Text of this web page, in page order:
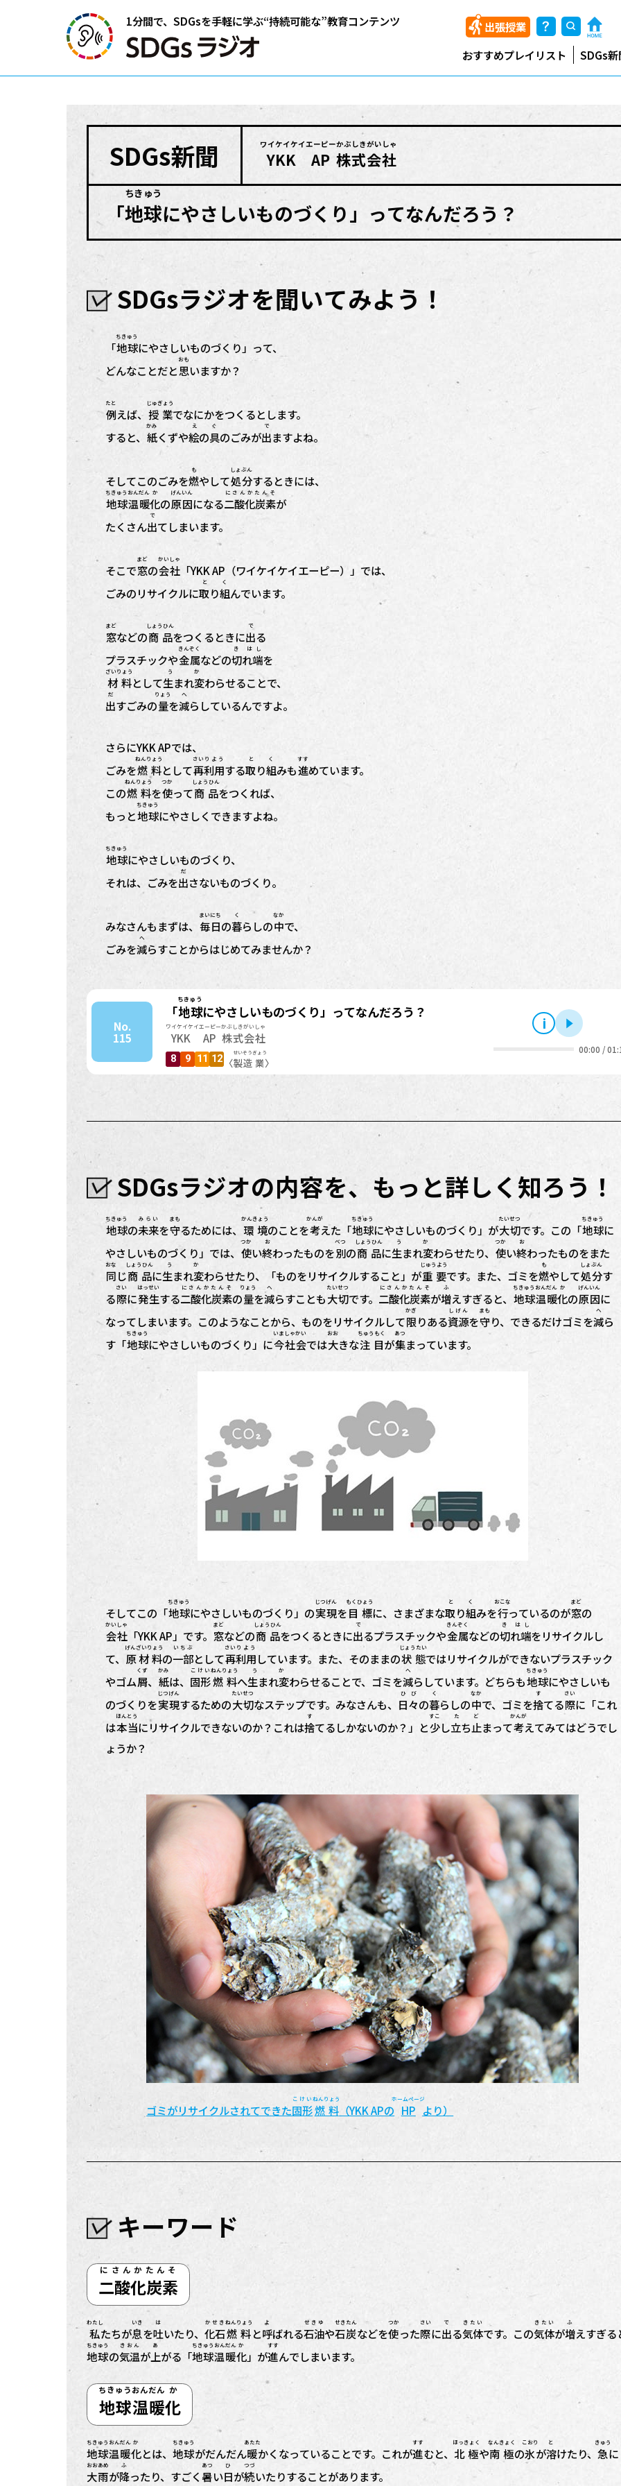
出張授業
おすすめプレイリスト
SDGs
1分間で、SDGsを手軽に学ぶ“持続可能な”教育コンテンツ
SDGs新聞 YKK AP
ワイケイケイエーピー
株式会社
かぶしきがいしゃ
「地球
ちきゅう
にやさしいものづくり」ってなんだろう？
SDGsラジオを聞いてみよう！
「地球
ちきゅう
にやさしいものづくり」って、
どんなことだと思
おも
いますか？
例
たと
えば、 授業
じゅぎょう
でなにかをつくるとします。
すると、 紙
かみ
くずや絵の具
え ぐ
のごみが出
で
ますよね。
そしてこのごみを燃
も
やして処分
しょぶん
するときには、
地球
ちきゅう
温暖
おんだん
化
か
の原因
げんいん
になる二酸化炭素
にさんかたんそ
が
たくさん出
で
てしまいます。
そこで窓
まど
の会社
かいしゃ
「YKK AP（ワイケイケイエーピー）」では、
ごみのリサイクルに取り組
と く
んでいます。
窓
まど
などの商品
しょうひん
をつくるときに出
で
る
プラスチックや金属
きんぞく
などの切れ端
き はし
を
材料
ざいりょう
として生まれ変
う か
わらせることで、
出
だ
すごみの量
りょう
を減
へ
らしているんですよ。
さらにYKK APでは、
ごみを燃料
ねんりょう
として再
さい
利用
りよう
する取り組
と く
みも進
すす
めています。
この燃料
ねんりょう
を使
つか
って商品
しょうひん
をつくれば、
もっと地球
ちきゅう
にやさしくできますよね。
地球
ちきゅう
にやさしいものづくり、
それは、ごみを出
だ
さないものづくり。
みなさんもまずは、 毎日
まいにち
の暮
く
らしの中
なか
で、
ごみを減
へ
らすことからはじめてみませんか？
No.
115
「地球
ちきゅう
にやさしいものづくり」ってなんだろう？
YKK AP
ワイケイケイエーピー
株式会社
かぶしきがいしゃ
8 9 11 12 〈製造
せいぞう
業
ぎょう
〉
i
00:00 /
SDGsラジオの内容を、もっと詳しく知ろう！
地球
ちきゅう
の未来
みらい
を守
まも
るためには、 環境
かんきょう
のことを考
かんが
えた「地球
ちきゅう
にやさしいものづくり」が大切
たいせつ
です。この「地球
ちきゅう
に
やさしいものづくり」では、 使
つか
い終
お
わったものを別
べつ
の商品
しょうひん
に生まれ変
う か
わらせたり、 使
つか
い終
お
わったものをまた
同
おな
じ商品
しょうひん
に生まれ変
う か
わらせたり、「ものをリサイクルすること」が重要
じゅうよう
です。また、ゴミを燃
も
やして処分
しょぶん
す
る際
さい
に発生
はっせい
する二酸化炭素
にさんかたんそ
の量
りょう
を減
へ
らすことも大切
たいせつ
です。 二酸化炭素
にさんかたんそ
が増
ふ
えすぎると、 地球
ちきゅう
温暖
おんだん
化
か
の原因
げんいん
に
なってしまいます。このようなことから、ものをリサイクルして限
かぎ
りある資源
しげん
を守
まも
り、できるだけゴミを減
へ
ら
す「地球
ちきゅう
にやさしいものづくり」に今
いま
社会
しゃかい
では大
おお
きな注目
ちゅうもく
が集
あつ
まっています。
そしてこの「地球
ちきゅう
にやさしいものづくり」の実現
じつげん
を目標
もくひょう
に、さまざまな取り組
と く
みを行
おこな
っているのが窓
まど
の
会社
かいしゃ
「YKK AP」です。 窓
まど
などの商品
しょうひん
をつくるときに出
で
るプラスチックや金属
きんぞく
などの切れ端
き はし
をリサイクルし
て、 原材料
げんざいりょう
の一部
いちぶ
として再
さい
利用
りよう
しています。また、そのままの状態
じょうたい
ではリサイクルができないプラスチック
やゴム屑
くず
、 紙
かみ
は、 固形
こけい
燃料
ねんりょう
へ生まれ変
う か
わらせることで、ゴミを減
へ
らしています。どちらも地球
ちきゅう
にやさしいも
のづくりを実現
じつげん
するための大切
たいせつ
なステップです。みなさんも、 日々
ひび
の暮
く
らしの中
なか
で、ゴミを捨
す
てる際
さい
に「これ
は本当
ほんとう
にリサイクルできないのか？これは捨
す
てるしかないのか？」と少
すこ
し立ち止
た ど
まって考
かんが
えてみてはどうでし
ょうか？
ゴミがリサイクルされてできた固形
こけい
燃料
ねんりょう
（YKK APの HP
ホームページ
より）
キーワード
二酸化炭素
にさんかたんそ
私
わたし
たちが息
いき
を吐
は
いたり、 化石
かせき
燃料
ねんりょう
と呼
よ
ばれる石油
せきゆ
や石炭
せきたん
などを使
つか
った際
さい
に出
で
る気体
きたい
です。この気体
きたい
が増
ふ
えすぎる
地球
ちきゅう
の気温
きおん
が上
あ
がる「地球
ちきゅう
温暖
おんだん
化
か
」が進
すす
んでしまいます。
地球
ちきゅう
温暖
おんだん
化
か
地球
ちきゅう
温暖
おんだん
化
か
とは、 地球
ちきゅう
がだんだん暖
あたた
かくなっていることです。これが進
すす
むと、 北極
ほっきょく
や南極
なんきょく
の氷
こおり
が溶
と
けたり、 急
きゅう
に
大雨
おおあめ
が降
ふ
ったり、すごく暑
あつ
い日
ひ
が続
つづ
いたりすることがあります。